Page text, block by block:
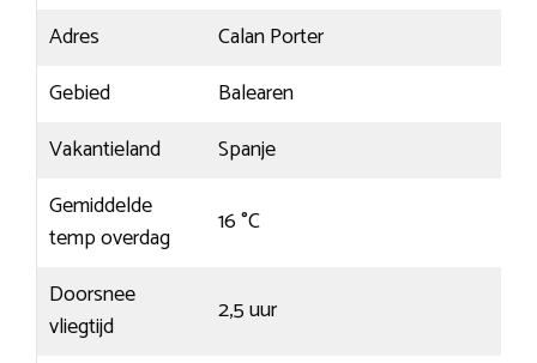
Adres
Calan Porter
Gebied
Balearen
Vakantieland
Spanje
Gemiddelde
temp overdag
16 °C
Doorsnee
vliegtijd
2,5 uur